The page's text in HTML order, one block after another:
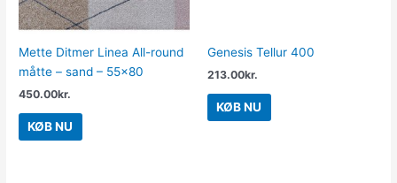
Mette Ditmer Linea All-round
måtte – sand – 55×80
450.00kr.
KØB NU
Genesis Tellur 400
213.00kr.
KØB NU